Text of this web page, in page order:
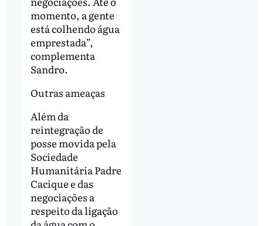
momento, a gente
está colhendo água
emprestada”,
complementa
Sandro.
Outras ameaças
Além da
reintegração de
posse movida pela
Sociedade
Humanitária Padre
Cacique e das
negociações a
respeito da ligação